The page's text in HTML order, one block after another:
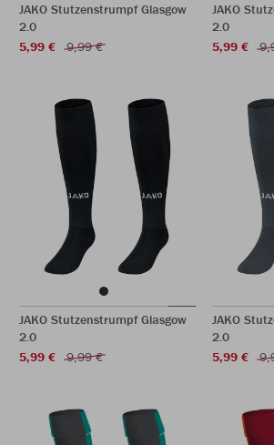
JAKO Stutzenstrumpf Glasgow
2.0
5,99 €
9,99 €
JAKO
2.0
5,99 €
JAKO Stutzenstrumpf Glasgow
2.0
5,99 €
9,99 €
JAKO
2.0
5,99 €